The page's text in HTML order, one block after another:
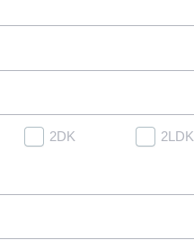
2DK 2LDK